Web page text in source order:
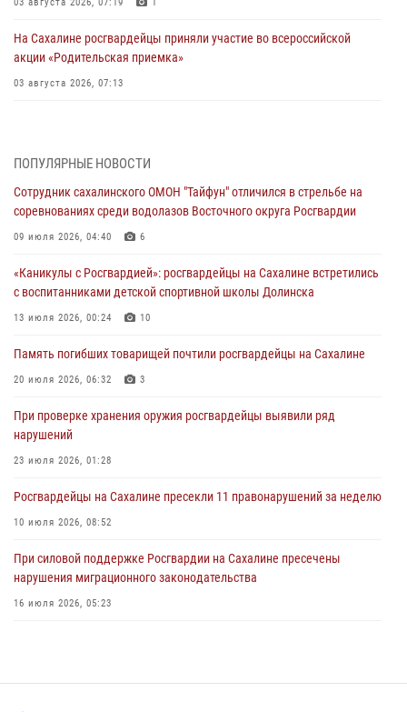
03 августа 2026, 07:19
На Сахалине росгвардейцы приняли участие во всероссийской
акции «Родительская приемка»
03 августа 2026, 07:13
31 июля 2026, 06:56
Сахалинские росгвардейцы стали лучшими на чемпионате
31 июля 2026, 03:59 1
В Управлении Росгвардии по Сахалинской области прошли учебно-
пунктов
30 июля 2026, 07:18
ПОПУЛЯРНЫЕ НОВОСТИ
Сотрудник сахалинского ОМОН "Тайфун" отличился в стрельбе на
соревнованиях среди водолазов Восточного округа Росгвардии
09 июля 2026, 04:40 6
«Каникулы с Росгвардией»: росгвардейцы на Сахалине встретились
с воспитанниками детской спортивной школы Долинска
13 июля 2026, 00:24 10
Память погибших товарищей почтили росгвардейцы на Сахалине
20 июля 2026, 06:32 3
При проверке хранения оружия росгвардейцы выявили ряд
нарушений
23 июля 2026, 01:28
Росгвардейцы на Сахалине пресекли 11 правонарушений за неделю
10 июля 2026, 08:52
При силовой поддержке Росгвардии на Сахалине пресечены
нарушения миграционного законодательства
16 июля 2026, 05:23